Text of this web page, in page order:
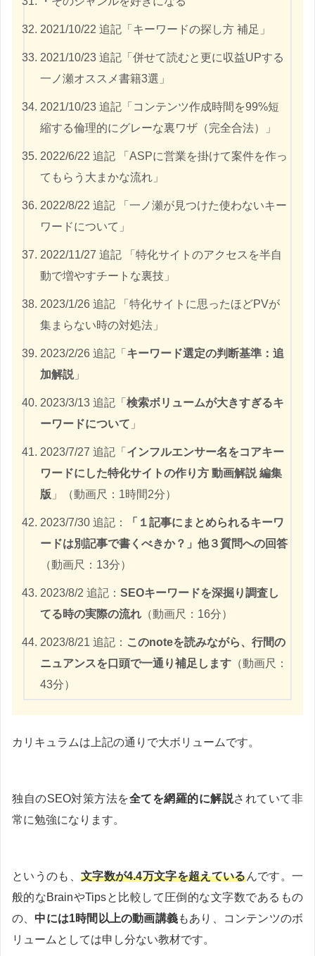
2021/10/22 追記「キーワードの探し方 補足」
2021/10/23 追記「併せて読むと更に収益UPする
一ノ瀬オススメ書籍3選」
2021/10/23 追記「コンテンツ作成時間を99%短
縮する倫理的にグレーな裏ワザ（完全合法）」
2022/6/22 追記 「ASPに営業を掛けて案件を作っ
てもらう大まかな流れ」
2022/8/22 追記 「一ノ瀬が見つけた使わないキー
ワードについて」
2022/11/27 追記 「特化サイトのアクセスを半自
動で増やすチートな裏技」
2023/1/26 追記 「特化サイトに思ったほどPVが
集まらない時の対処法」
2023/2/26 追記「 キーワード選定の判断基準：追
加解説 」
2023/3/13 追記「検索ボリュームが大きすぎるキ
ーワードについて 」
2023/7/27 追記「 インフルエンサー名をコアキー
ワードにした特化サイトの作り方 動画解説 編集
版 」（動画尺：1時間2分）
2023/7/30 追記：
「１記事にまとめられるキーワ
ードは別記事で書くべきか？」他３質問への回答
（動画尺：13分）
2023/8/2 追記：SEOキーワードを深掘り調査し
てる時の実際の流れ （動画尺：16分）
2023/8/21 追記： このnoteを読みながら、行間の
ニュアンスを口頭で一通り補足します （動画尺：
43分）
カリキュラムは上記の通りで大ボリュームです。
独自のSEO対策方法を全てを網羅的に解説されていて非
常に勉強になります。
というのも、 文字数が4.4万文字を超えているんです。一
般的なBrainやTipsと比較して圧倒的な文字数であるもの
の、 中には1時間以上の動画講義もあり、コンテンツのボ
リュームとしては申し分ない教材です。